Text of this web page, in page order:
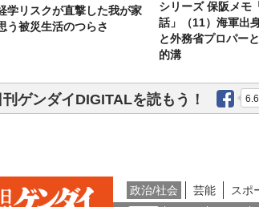
学リスクが直撃した我が家
う被災生活のつらさ
シリーズ 保阪メモ
話」（11）海軍出
と外務省プロパー
的溝
刊ゲンダイDIGITALを読もう！
政治/社会 芸能 スポ